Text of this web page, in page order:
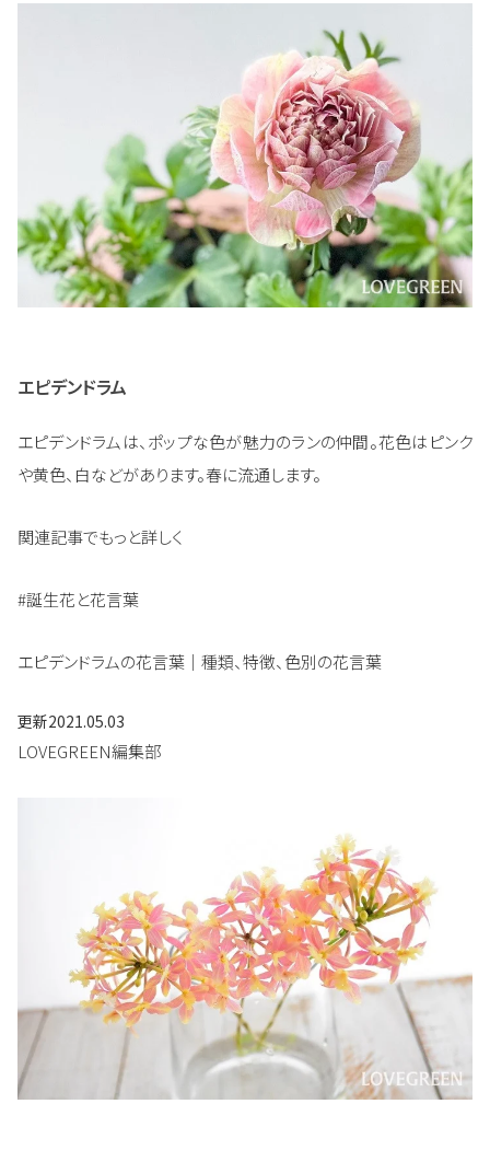
エピデンドラム
エピデンドラムは、ポップな色が魅力のランの仲間。花色はピンク
や黄色、白などがあります。春に流通します。
関連記事でもっと詳しく
#誕生花と花言葉
エピデンドラムの花言葉｜種類、特徴、色別の花言葉
更新2021.05.03
LOVEGREEN編集部